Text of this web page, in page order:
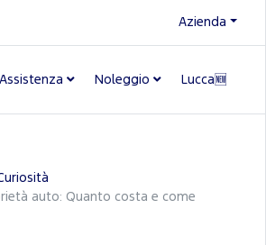
Azienda
Assistenza Noleggio Lucca🆕
auto: Quanto costa e come